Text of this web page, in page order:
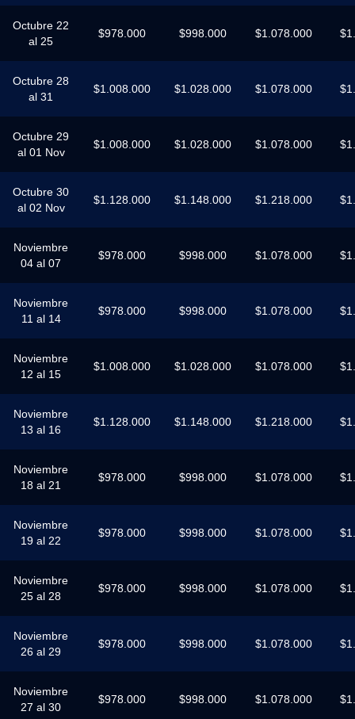
Octubre 22
al 25
$978.000 $998.000 $1.078.000
Octubre 28
al 31
$1.008.000 $1.028.000 $1.078.000
Octubre 29
al 01 Nov
$1.008.000 $1.028.000 $1.078.000
Octubre 30
al 02 Nov
$1.128.000 $1.148.000 $1.218.000
Noviembre
04 al 07
$978.000 $998.000 $1.078.000
Noviembre
11 al 14
$978.000 $998.000 $1.078.000
Noviembre
12 al 15
$1.008.000 $1.028.000 $1.078.000
Noviembre
13 al 16
$1.128.000 $1.148.000 $1.218.000
Noviembre
18 al 21
$978.000 $998.000 $1.078.000
Noviembre
19 al 22
$978.000 $998.000 $1.078.000
Noviembre
25 al 28
$978.000 $998.000 $1.078.000
Noviembre
26 al 29
$978.000 $998.000 $1.078.000
Noviembre
27 al 30
$978.000 $998.000 $1.078.000